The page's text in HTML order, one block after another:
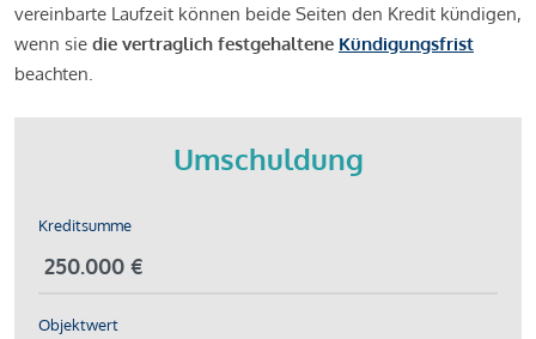
vereinbarte Laufzeit können beide Seiten den Kredit kündigen,
wenn sie die vertraglich festgehaltene Kündigungsfrist
beachten.
Umschuldung
Kreditsumme
Objektwert